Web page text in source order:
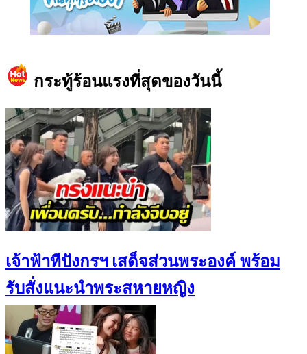
กระทู้ร้อนแรงที่สุดของวันนี้
เจ้าฟ้าทีปังกรฯ เสด็จส่วนพระองค์ พร้อม
รับสั่งแนะนำพระสหายหญิง